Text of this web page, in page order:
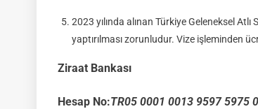
2023 yılında alınan Türkiye Geleneksel
yaptırılması zorunludur. Vize işleminden
Ziraat Bankası
Hesap No:TR05 0001 0013 9597 5975